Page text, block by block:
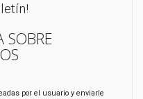
SOBRE
por el usuario y enviarle